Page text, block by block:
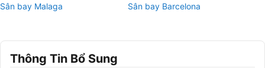
Sân bay Malaga
Sân bay Barcelona
Thông Tin Bổ Sung